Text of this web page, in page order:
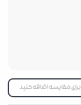
برای مقایسه اضافه کنید